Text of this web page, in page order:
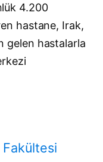
4.200
hastane, Irak,
gelen hastalarla
Fakültesi